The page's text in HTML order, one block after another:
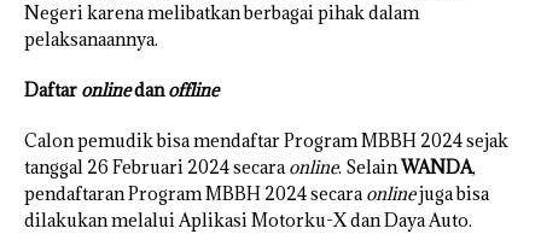
Negeri karena melibatkan berbagai pihak dalam
pelaksanaannya.
Daftar onlinedanoffline
Calon pemudik bisa mendaftar Program MBBH 2024 sejak
tanggal 26 Februari 2024 secaraonline. SelainWANDA,
pendaftaran Program MBBH 2024 secaraonlinejuga bisa
dilakukan melalui Aplikasi Motorku-X dan Daya Auto.